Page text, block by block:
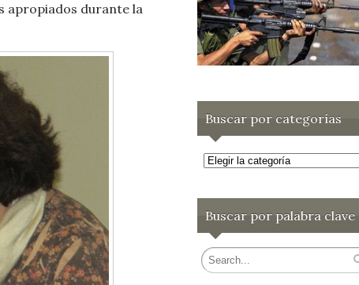
apropiados durante la
Buscar por categorías
Buscar
por
Buscar por palabra clave